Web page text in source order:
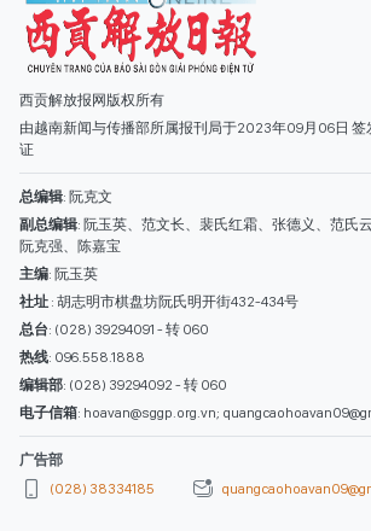
西贡解放报网版权所有
由越南新闻与传播部所属报刊局于2023年09月06日 签
证
总编辑: 阮克文
副总编辑: 阮玉英、范文长、裴氏红霜、张德义、范氏
阮克强、陈嘉宝
主编: 阮玉英
社址 : 胡志明市棋盘坊阮氏明开街432-434号
总台: (028) 39294091 - 转 060
热线: 096.558.1888
编辑部: (028) 39294092 - 转 060
电子信箱: hoavan@sggp.org.vn;
广告部
(028) 38334185